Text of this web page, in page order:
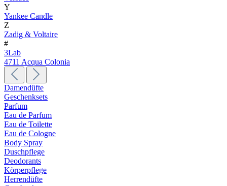
Y
Yankee Candle
Z
Zadig & Voltaire
#
3Lab
4711 Acqua Colonia
Damendüfte
Geschenksets
Parfum
Eau de Parfum
Eau de Toilette
Eau de Cologne
Body Spray
Duschpflege
Deodorants
Körperpflege
Herrendüfte